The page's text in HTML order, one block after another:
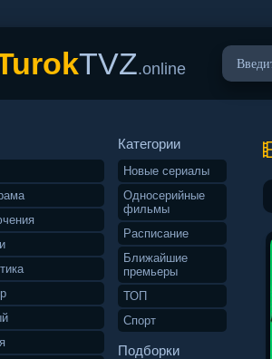
TVZ.online
Категории
Новые сериалы
Односерийные
фильмы
Расписание
Ближайшие
премьеры
ТОП
Спорт
Подборки